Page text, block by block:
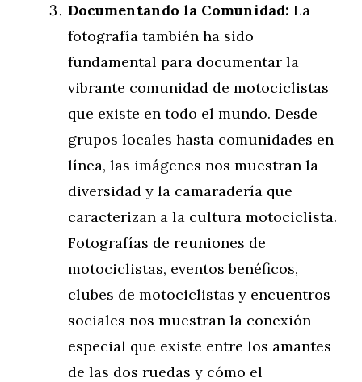
Documentando la Comunidad: La
fotografía también ha sido
fundamental para documentar la
vibrante comunidad de motociclistas
que existe en todo el mundo. Desde
grupos locales hasta comunidades en
línea, las imágenes nos muestran la
diversidad y la camaradería que
caracterizan a la cultura motociclista.
Fotografías de reuniones de
motociclistas, eventos benéficos,
clubes de motociclistas y encuentros
sociales nos muestran la conexión
especial que existe entre los amantes
de las dos ruedas y cómo el